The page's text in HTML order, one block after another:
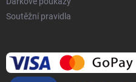
Soutěžní pravidla